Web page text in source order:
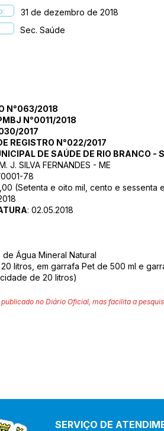
31 de dezembro de 2018
Sec. Saúde
N°063/2018
N°0011/2018
2017
REGISTRO N°022/2017
DE SAÚDE DE RIO BRANCO -
J. SILVA FERNANDES - ME
0001-78
(Setenta e oito mil, cento e sessenta
: 02.05.2018
de Água Mineral Natural
litros, em garrafa Pet de 500 ml e
de 20 litros)
no Diário Oficial, mas facilita a
SERVIÇO DE